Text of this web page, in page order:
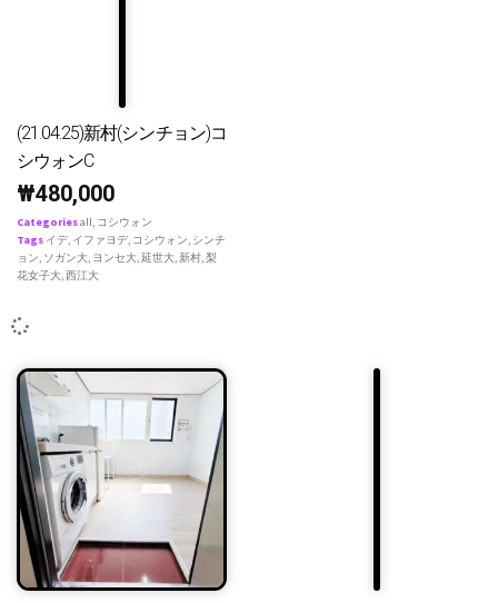
(21.04.25)新村(シンチョン)コ
シウォンC
₩480,000
Categoriesall, コシウォン
Tags イデ, イファヨデ, コシウォン, シンチ
ョン, ソガン大, ヨンセ大,延世大,新村,梨
花女子大,西江大